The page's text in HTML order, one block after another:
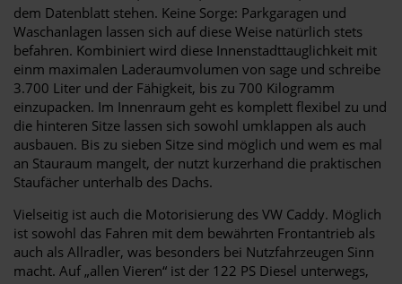
dem Datenblatt stehen. Keine Sorge: Parkgaragen und
Waschanlagen lassen sich auf diese Weise natürlich stets
befahren. Kombiniert wird diese Innenstadttauglichkeit mit
einm maximalen Laderaumvolumen von sage und schreibe
3.700 Liter und der Fähigkeit, bis zu 700 Kilogramm
einzupacken. Im Innenraum geht es komplett flexibel zu und
die hinteren Sitze lassen sich sowohl umklappen als auch
ausbauen. Bis zu sieben Sitze sind möglich und wem es mal
an Stauraum mangelt, der nutzt kurzerhand die praktischen
Staufächer unterhalb des Dachs.
Vielseitig ist auch die Motorisierung des VW Caddy. Möglich
ist sowohl das Fahren mit dem bewährten Frontantrieb als
auch als Allradler, was besonders bei Nutzfahrzeugen Sinn
macht. Auf „allen Vieren“ ist der 122 PS Diesel unterwegs,